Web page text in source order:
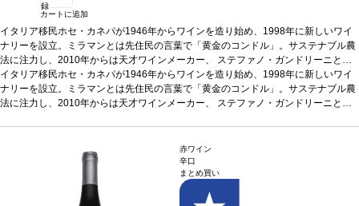
録
カートに追加
イタリア移民ホセ・カネパが1946年からワインを造り始め、1998年に新しいワイ
ナリーを設立。ミラマンとは先住民の言葉で「黄金のコンドル」。サステナブル農
法に注力し、2010年からは天才ワインメーカー、 ステファノ・ガンドリーニと協
力し、高品質ワインを生産。テイスティングノート 緑がかったきれいな琥珀色。
果実を前面に示す複雑なノーズは、グレープフルーツ、タンジェリン、桃の含みを
伴う。口に含むとバランスの取れた、テロワールを真っすぐに表現している味わい
はオリーブオイルやオレガノ添え）、トマトのクロスティーニなどと好相性
ソーヴィニヨン・ブラン 100%
*本ヴィンテージが在庫切れの場合、在庫があり
価格が同様の場合は自動的に次のヴィンテージに変更されます、ご了承ください。
イタリア移民ホセ・カネパが1946年からワインを造り始め、1998年に新しいワイ
ナリーを設立。ミラマンとは先住民の言葉で「黄金のコンドル」。サステナブル農
法に注力し、2010年からは天才ワインメーカー、 ステファノ・ガンドリーニと協
伴う。口に含むとバランスの取れた、テロワールを真っすぐに表現している味わい
が感じられ、ジューシーで素晴らしくフレッシュな一本。
どレモンを使った新鮮なシーフードや牡蠣の前菜、山羊のチーズ（そのまま、また
はオリーブオイルやオレガノ添え）、トマトのクロスティーニなどと好相性
ソーヴィニヨン・ブラン 100% *本ヴィンテージが在庫切れの場合、在庫があり
赤ワイン
辛口
まとめ買い